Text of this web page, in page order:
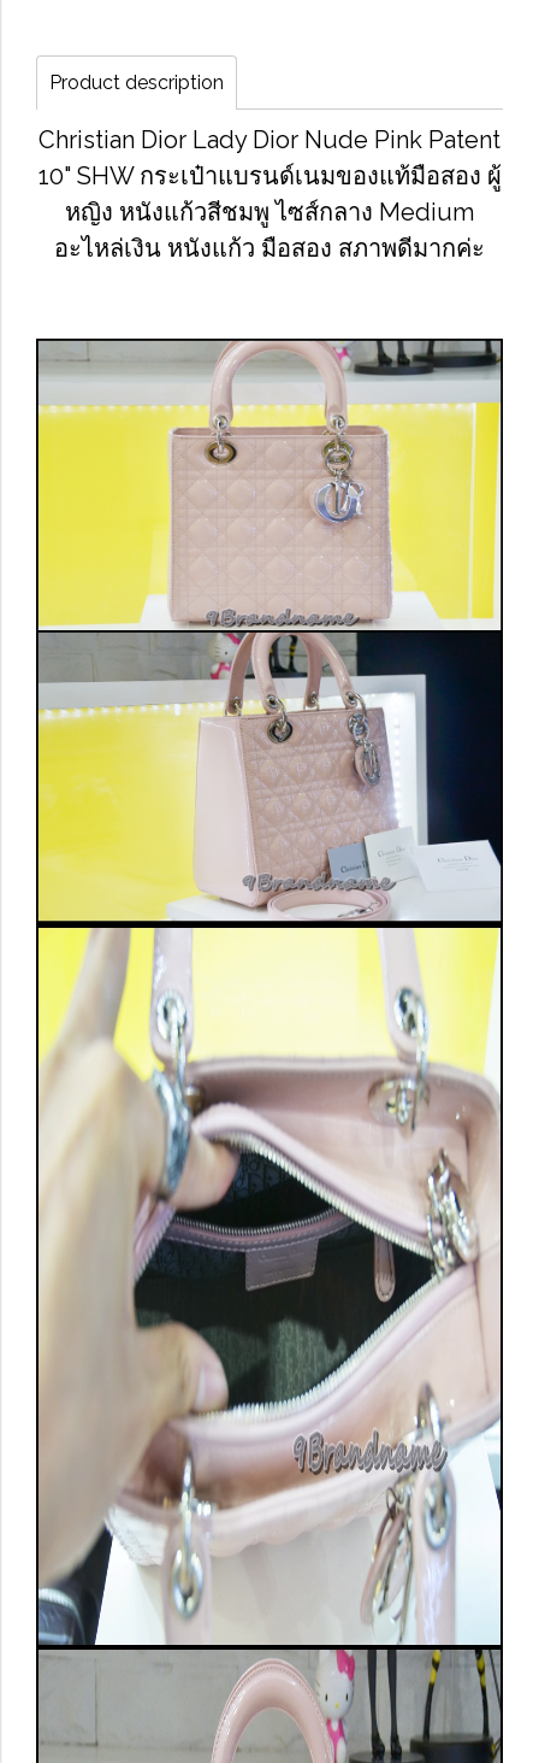
Product description
Christian Dior Lady Dior Nude Pink Patent
10" SHW กระเป๋าแบรนด์เนมของแท้มือสอง ผู้
หญิง หนังแก้วสีชมพู ไซส์กลาง Medium
อะไหล่เงิน หนังแก้ว มือสอง สภาพดีมากค่ะ